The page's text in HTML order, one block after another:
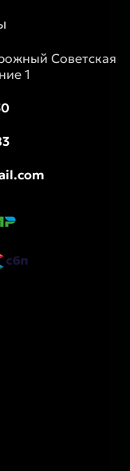
Советская
1